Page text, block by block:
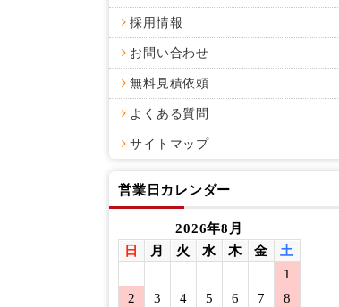
採用情報
お問い合わせ
無料見積依頼
よくある質問
サイトマップ
営業日カレンダー
2026年8月
日
月 火 水 木 金
土
1
2
3 4 5 6 7
8